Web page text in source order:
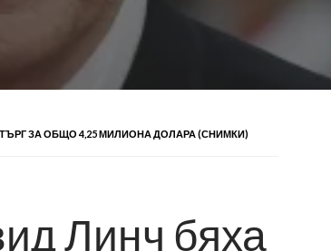
ЗА ОБЩО 4,25 МИЛИОНА ДОЛАРА (СНИМКИ)
Линч бяха